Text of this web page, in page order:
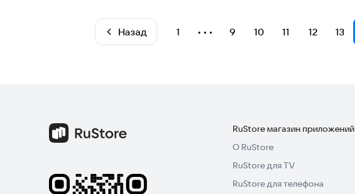
Назад 1 ⋯ 9 10 11 12 13
RuStore магазин приложений
О RuStore
RuStore для TV
RuStore для телефона